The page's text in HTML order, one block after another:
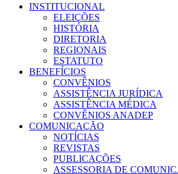
INSTITUCIONAL
ELEIÇÕES
HISTÓRIA
DIRETORIA
REGIONAIS
ESTATUTO
BENEFÍCIOS
CONVÊNIOS
ASSISTÊNCIA JURÍDICA
ASSISTÊNCIA MÉDICA
CONVÊNIOS ANADEP
COMUNICAÇÃO
NOTÍCIAS
REVISTAS
PUBLICAÇÕES
ASSESSORIA DE